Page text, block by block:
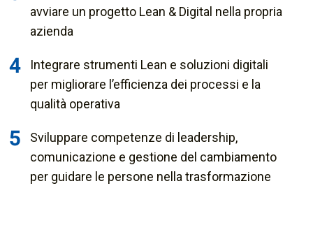
avviare un progetto Lean & Digital nella propria
azienda
Integrare strumenti Lean e soluzioni digitali
per migliorare l’efficienza dei processi e la
qualità operativa
Sviluppare competenze di leadership,
comunicazione e gestione del cambiamento
per guidare le persone nella trasformazione